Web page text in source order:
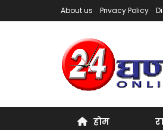
About us Privacy Policy
होम